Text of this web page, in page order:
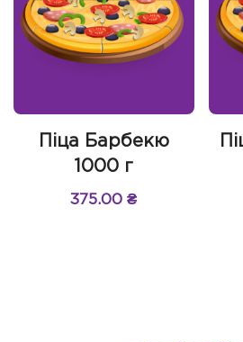
Піца Барбекю
1000 г
375.00₴